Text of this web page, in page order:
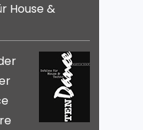
House &